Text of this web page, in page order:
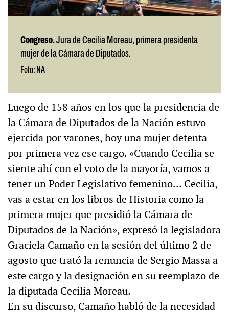
Congreso.Jura de Cecilia Moreau, primera presidenta
mujer de la Cámara de Diputados.
Foto: NA
Luego de 158 años en los que la presidencia de
la Cámara de Diputados de la Nación estuvo
ejercida por varones, hoy una mujer detenta
por primera vez ese cargo. «Cuando Cecilia se
siente ahí con el voto de la mayoría, vamos a
tener un Poder Legislativo femenino… Cecilia,
vas a estar en los libros de Historia como la
primera mujer que presidió la Cámara de
Diputados de la Nación», expresó la legisladora
Graciela Camaño en la sesión del último 2 de
agosto que trató la renuncia de Sergio Massa a
este cargo y la designación en su reemplazo de
la diputada Cecilia Moreau.
En su discurso, Camaño habló de la necesidad